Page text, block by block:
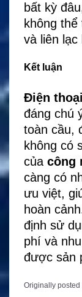
bất kỳ
không
và liên lạc
Kết luận
Điện
đáng chú
toàn cầu,
không có
của công
càng có
ưu việt,
hoàn
định sử
phí và
được sản
Originally